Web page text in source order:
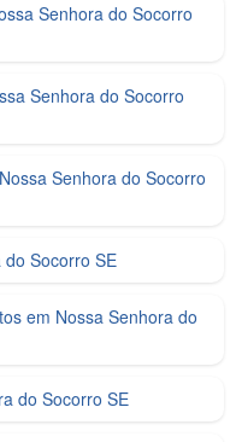
Senhora do Socorro
Senhora do Socorro
Senhora do Socorro
Socorro SE
em Nossa Senhora do
do Socorro SE